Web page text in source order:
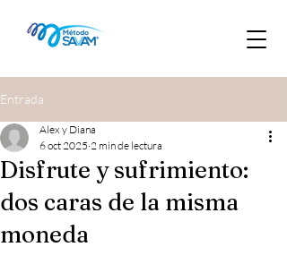
Entrada
Disfrute y sufrimiento:
dos caras de la misma
moneda
Alex y Diana
6 oct 2025 2 min de lectura